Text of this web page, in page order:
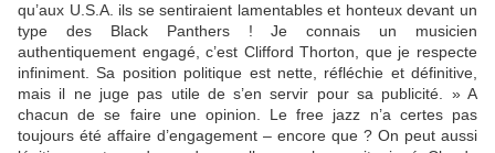
qu’aux U.S.A. ils se sentiraient lamentables et honteux devant un
type des Black Panthers ! Je connais un musicien
authentiquement engagé, c’est Clifford Thorton, que je respecte
infiniment. Sa position politique est nette, réfléchie et définitive,
mais il ne juge pas utile de s’en servir pour sa publicité. » A
chacun de se faire une opinion. Le free jazz n’a certes pas
toujours été affaire d’engagement – encore que ? On peut aussi